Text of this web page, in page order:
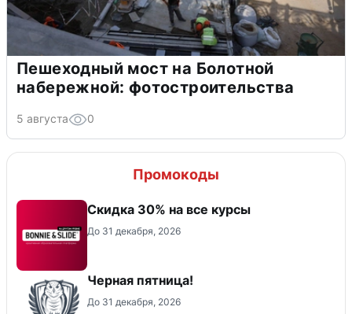
Пешеходный мост на Болотной
набережной: фотостроительства
5 августа 0
Промокоды
Скидка 30% на все курсы
До 31 декабря, 2026
Черная пятница!
До 31 декабря, 2026